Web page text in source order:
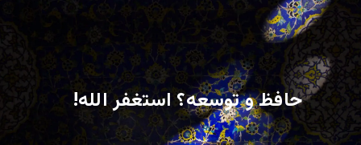
حافظ و توسعه؟ استغفر الله!